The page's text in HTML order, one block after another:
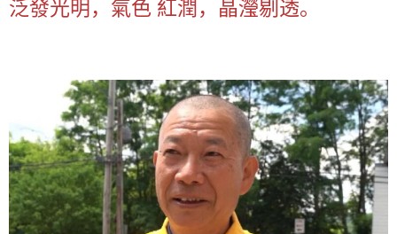
泛發光明，氣色 紅潤，晶瀅剔透。